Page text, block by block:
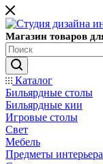
Магазин товаров
Каталог
Бильярдные столы
Бильярдные кии
Игровые столы
Свет
Мебель
Предметы интерьера